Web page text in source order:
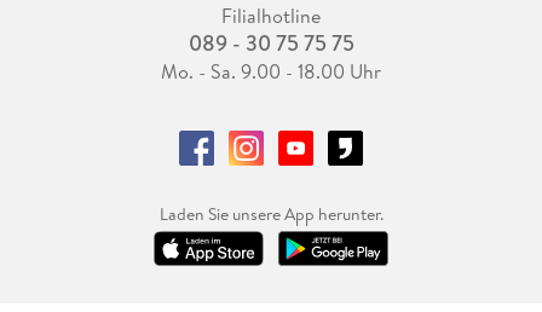
Filialhotline
089 - 30 75 75 75
Mo. - Sa. 9.00 - 18.00 Uhr
Laden Sie unsere App herunter.